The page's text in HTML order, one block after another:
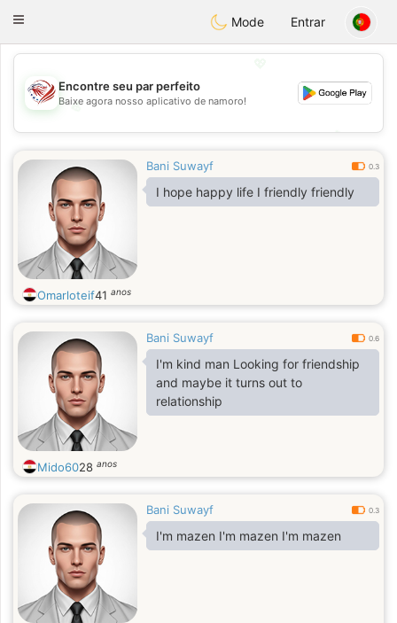
Dating
Toggle
Mode Entrar
💖
💕
Encontre seu par perfeito
Baixe agora nosso aplicativo de namoro!
Bani Suwayf 0.3
I hope happy life I friendly friendly
Omarloteif41 anos
Bani Suwayf 0.6
I'm kind man Looking for friendship
and maybe it turns out to
relationship
Mido6028 anos
Bani Suwayf 0.3
I'm mazen I'm mazen I'm mazen